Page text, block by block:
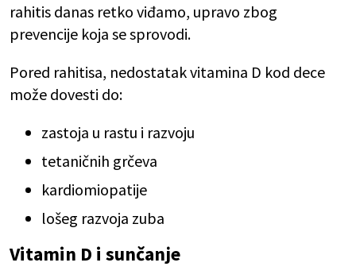
rahitis danas retko viđamo, upravo zbog
prevencije koja se sprovodi.
Pored rahitisa, nedostatak vitamina D kod dece
može dovesti do:
zastoja u rastu i razvoju
tetaničnih grčeva
kardiomiopatije
lošeg razvoja zuba
Vitamin D i sunčanje